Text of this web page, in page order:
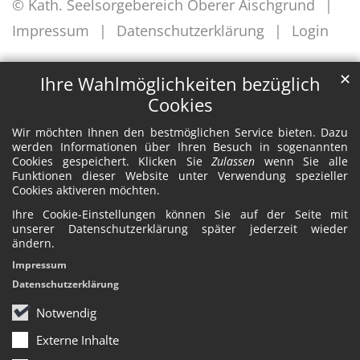
Ihre Wahlmöglichkeiten bezüglich
Cookies
Wir möchten Ihnen den bestmöglichen Service bieten. Dazu
werden Informationen über Ihren Besuch in sogenannten
Cookies gespeichert. Klicken SieZulassen wenn Sie alle
Funktionen dieser Website unter Verwendung spezieller
Cookies aktiveren möchten.
Ihre Cookie-Einstellungen können Sie auf der Seite mit
unserer Datenschutzerklärung später jederzeit wieder
ändern.
Notwendig
Externe Inhalte
✕
Impressum
Datenschutzerklärung
© Kath. Seelsorgebereich Oberer Aischgrund
Impressum
Datenschutzerklärung Login